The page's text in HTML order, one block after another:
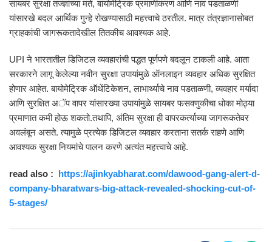
सायबर सुरक्षा तज्ज्ञांच्या मते, बायोमेट्रिक प्रमाणीकरण आणि नाव पडताळणी
यांसारखे बदल आर्थिक गुन्हे रोखण्यासाठी महत्त्वाचे ठरतील. मात्र तंत्रज्ञानासोबत
ग्राहकांची जागरूकतादेखील तितकीच आवश्यक आहे.
UPI ने भारतातील डिजिटल व्यवहारांची पद्धत पूर्णपणे बदलून टाकली आहे. आता
सरकारने लागू केलेल्या नवीन सुरक्षा उपायांमुळे ऑनलाइन व्यवहार अधिक सुरक्षित
होणार आहेत. बायोमेट्रिक ऑथेंटिकेशन, लाभार्थ्याचे नाव पडताळणी, व्यवहार मर्यादा
आणि सुरक्षित अॅप वापर यांसारख्या उपायांमुळे सायबर फसवणुकीचा धोका मोठ्या
प्रमाणात कमी होऊ शकतो.तथापि, अंतिम सुरक्षा ही वापरकर्त्याच्या जागरूकतेवर
अवलंबून असते. त्यामुळे प्रत्येक डिजिटल व्यवहार करताना सतर्क राहणे आणि
आवश्यक सुरक्षा नियमांचे पालन करणे अत्यंत महत्त्वाचे आहे.
read also : https://ajinkyabharat.com/dawood-gang-alert-d-
company-bharatwars-big-attack-revealed-shocking-cut-of-
5-stages/